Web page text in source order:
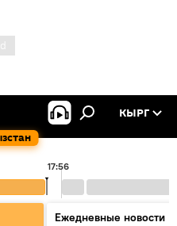
КЫРГ
17:56
Ежедневные новости